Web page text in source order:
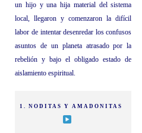
un hijo y una hija material del sistema
local, llegaron y comenzaron la difícil
labor de intentar desenredar los confusos
asuntos de un planeta atrasado por la
rebelión y bajo el obligado estado de
aislamiento espiritual.
1. NODITAS Y AMADONITAS